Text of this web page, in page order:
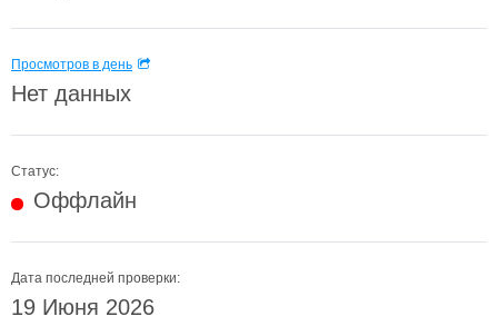
Просмотров в день
Нет данных
Статус:
Оффлайн
Дата последней проверки:
19 Июня 2026